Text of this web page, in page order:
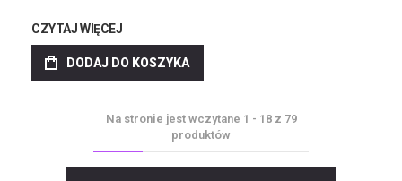
CZYTAJ WIĘCEJ
DODAJ DO KOSZYKA
Na stronie jest wczytane 1 - 18z 79
produktów